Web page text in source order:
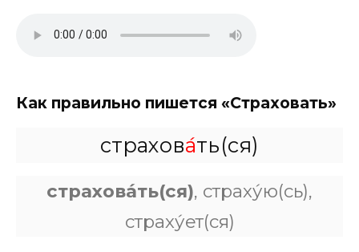
Как правильно пишется «Страховать»
страхова́ть(ся)
страхова́ть(ся), страху́ю(сь),
страху́ет(ся)